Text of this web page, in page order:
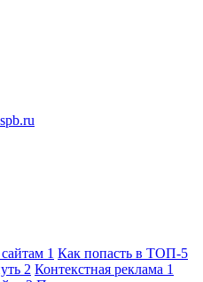
1 Как попасть в ТОП-5
2 Контекстная реклама 1